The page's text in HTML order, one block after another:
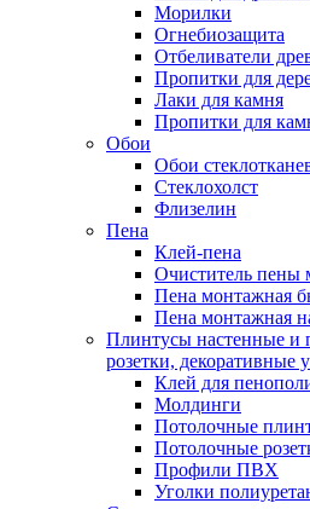
Морилки
Огнебиозащита
Отбеливатели
Пропитки для
Лаки для камня
Пропитки для
Обои
Обои
Стеклохолст
Флизелин
Пена
Клей-пена
Очиститель пены
Пена монтажная
Пена монтажная
Плинтусы настенные и
розетки, декоративные
Клей для
Молдинги
Потолочные
Потолочные
Профили ПВХ
Уголки